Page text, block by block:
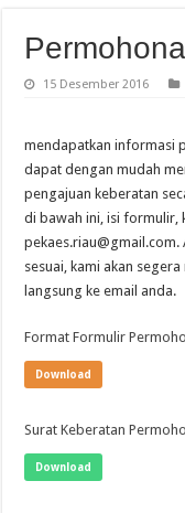
15 Desember 2016
mendapatkan informasi
dapat dengan mudah
pengajuan keberatan
di bawah ini, isi formulir,
sesuai, kami akan
langsung ke email anda.
Format Formulir
Download
Surat Keberatan
Download